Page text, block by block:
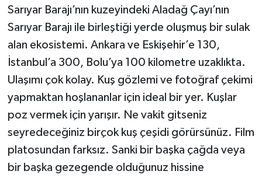
Sarıyar Barajı’nın kuzeyindeki Aladağ Çayı’nın
Sarıyar Barajı ile birleştiği yerde oluşmuş bir sulak
alan ekosistemi. Ankara ve Eskişehir’e 130,
İstanbul’a 300, Bolu’ya 100 kilometre uzaklıkta.
Ulaşımı çok kolay. Kuş gözlemi ve fotoğraf çekimi
yapmaktan hoşlananlar için ideal bir yer. Kuşlar
poz vermek için yarışır. Ne vakit gitseniz
seyredeceğiniz birçok kuş çeşidi görürsünüz. Film
platosundan farksız. Sanki bir başka çağda veya
bir başka gezegende olduğunuz hissine